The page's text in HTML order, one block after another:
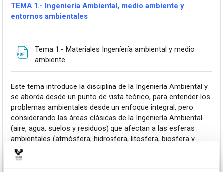
TEMA 1.- Ingeniería Ambiental, medio ambiente y
entornos ambientales
Tema 1.- Materiales Ingeníería ambiental y medio
ambiente
Este tema introduce la disciplina de la Ingeniería Ambiental y
se aborda desde un punto de vista teórico, para entender los
problemas ambientales desde un enfoque integral, pero
considerando las áreas clásicas de la Ingeniería Ambiental
(aire, agua, suelos y residuos) que afectan a las esferas
ambientales (atmósfera, hidrosfera, litosfera, biosfera y
antroposfera).